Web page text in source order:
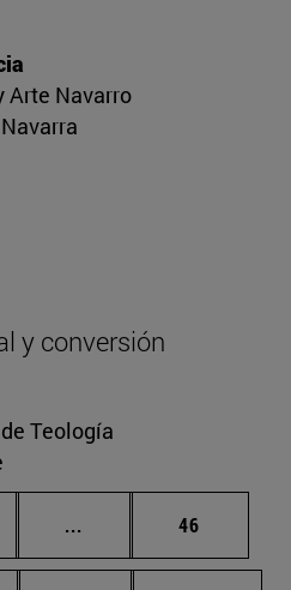
Arte Navarro
y conversión
Teología
... Páginas intermedias
Página
46